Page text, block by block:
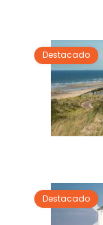
Destacado
Destacado